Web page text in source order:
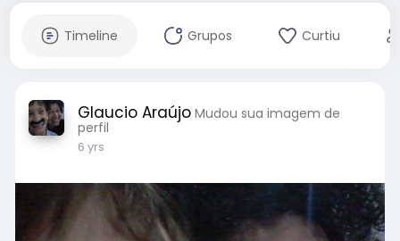
Timeline Grupos Curtiu
Glaucio Araújo Mudou sua imagem de
perfil
6 yrs